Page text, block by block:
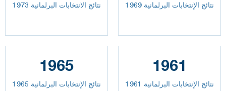
نتائج الانتخابات البرلمانية 1973 نتائج الإنتخابات البرلمانية 1969
1965
نتائج الإنتخابات البرلمانية 1965
1961
نتائج الإنتخابات البرلمانية 1961